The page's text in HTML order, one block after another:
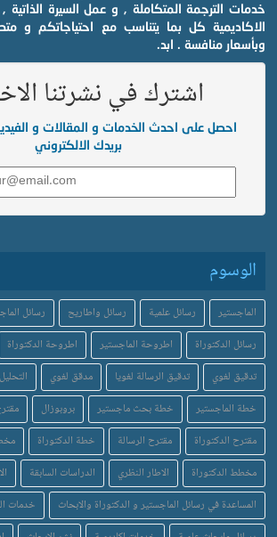
خدمات الترجمة المتكاملة , و عمل السيرة
الاكاديمية كل بما يتناسب مع احتياجاتكم و
وبأسعار منافسة . ابد.
اشترك في نشرتنا
احصل على احدث الخدمات و المقالات و
بريدك الالكتروني
الوسوم
الماجستير رسائل علمية رسائل واطاريح
رسائل
رسائل الدكتوراة
اطروحة الماجستير اطروحة الدكتوراة
تدقيق لغوي
تدقيق الرسالة لغويا مدقق لغوي
خطة الماجستير
خطة بحث ماجستير بروبوزال
مقترح الدكتوراة
مقترح الرسالة خطة الدكتوراة
مخطط الدكتوراة
الاطار النظري الدراسات السابقة
المساعدة في رسائل الماجستير و الدكتوراة والابحاث
خدمات